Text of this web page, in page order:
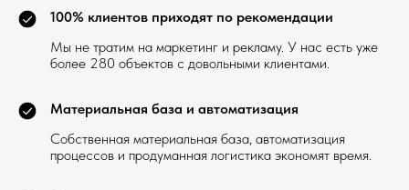
100% клиентов приходят по рекомендации
Мы не тратим на маркетинг и рекламу. У нас есть уже
более 280 объектов с довольными клиентами.
Материальная база и автоматизация
Собственная материальная база, автоматизация
процессов и продуманная логистика экономят время.